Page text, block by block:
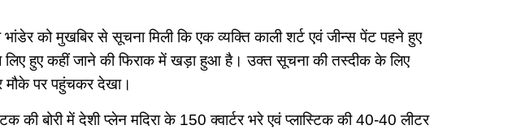
भांडेर को मुखबिर से सूचना मिली कि एक व्यक्ति काली शर्ट एवं जीन्स पेंट पहने हुए
लिए हुए कहीं जाने की फिराक में खड़ा हुआ है। उक्त सूचना की तस्दीक के लिए
मौके पर पहुंचकर देखा।
बोरी में देशी प्लेन मदिरा के 150 क्वार्टर भरे एवं प्लास्टिक की 40-40 लीटर